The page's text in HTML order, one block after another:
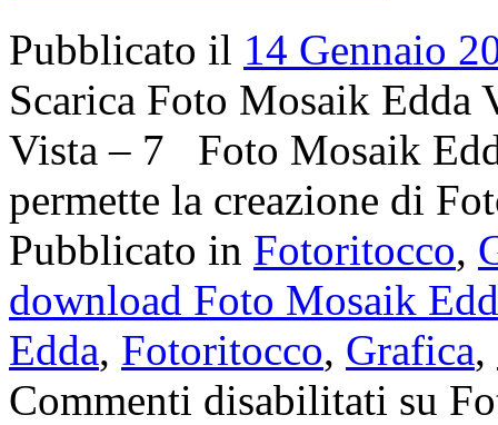
Pubblicato il 14 Gennaio
Scarica Foto Mosaik Edda
Vista – 7 Foto Mosaik
permette la creazione di
Pubblicato in Fotoritocco,
download Foto Mosaik
Edda, Fotoritocco, Grafica,
Commenti disabilitati su